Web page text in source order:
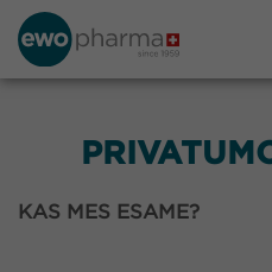
KAS MES ESAME?